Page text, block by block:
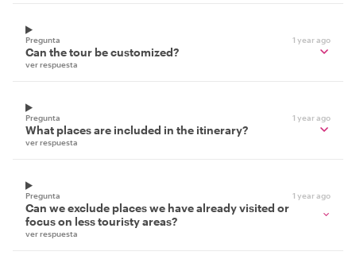
Pregunta 1 year ago
Can the tour be customized?
ver respuesta
Pregunta 1 year ago
What places are included in the itinerary?
ver respuesta
Pregunta 1 year ago
Can we exclude places we have already visited or
focus on less touristy areas?
ver respuesta